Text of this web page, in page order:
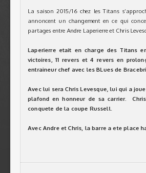
La saison 2015/16 chez les Titans
annoncent un changement en ce qui
partages entre Andre Laperierre et Chris
Laperierre etait en charge des Titans
victoires, 11 revers et 4 revers en
entraineur chef avec les BLues de
Avec lui sera Chris Levesque, lui qui a
plafond en honneur de sa carrier.
conquete de la coupe Russell.
Avec Andre et Chris, la barre a ete place